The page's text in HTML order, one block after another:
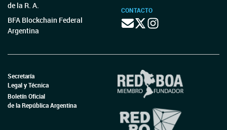
de la R. A.
BFA Blockchain Federal
Argentina
CONTACTO
Secretaría
Legal y Técnica
Boletín Oficial
de la República Argentina